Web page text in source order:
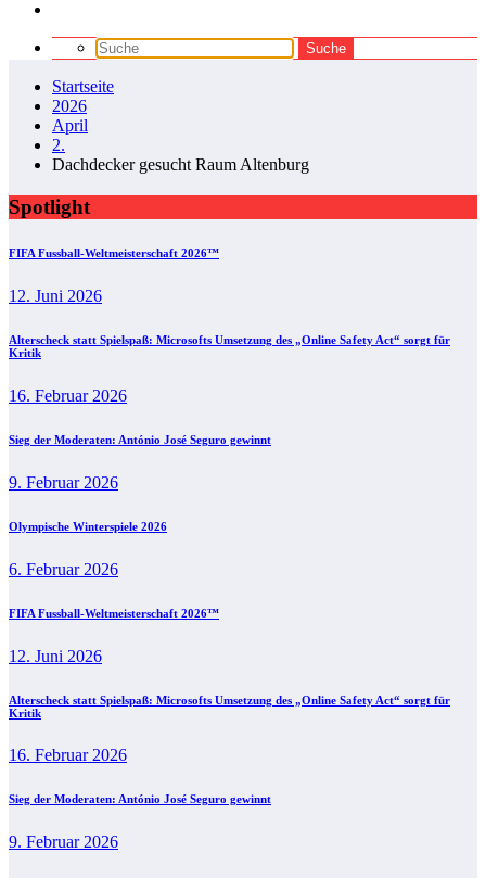
Startseite
2026
April
2.
Dachdecker gesucht Raum Altenburg
Spotlight
FIFA Fussball-Weltmeisterschaft 2026™
12. Juni 2026
Alterscheck statt Spielspaß: Microsofts Umsetzung des „Online Safety Act“ sorgt für
Kritik
16. Februar 2026
Sieg der Moderaten: António José Seguro gewinnt
9. Februar 2026
Olympische Winterspiele 2026
6. Februar 2026
FIFA Fussball-Weltmeisterschaft 2026™
12. Juni 2026
Alterscheck statt Spielspaß: Microsofts Umsetzung des „Online Safety Act“ sorgt für
Kritik
16. Februar 2026
Sieg der Moderaten: António José Seguro gewinnt
9. Februar 2026